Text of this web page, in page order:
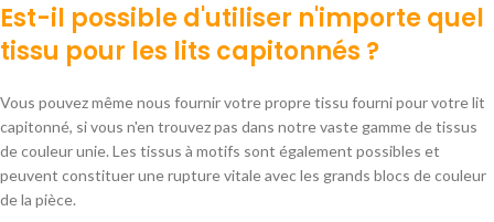
Est-il possible d'utiliser n'importe quel
tissu pour les lits capitonnés ?
Vous pouvez même nous fournir votre propre tissu fourni pour votre lit
capitonné, si vous n'en trouvez pas dans notre vaste gamme de tissus
de couleur unie. Les tissus à motifs sont également possibles et
peuvent constituer une rupture vitale avec les grands blocs de couleur
de la pièce.